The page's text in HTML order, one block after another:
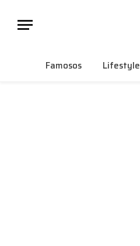
Famosos Lifestyle